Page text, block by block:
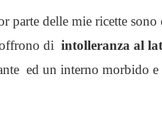
parte delle mie ricette sono
di intolleranza al
ed un interno morbido